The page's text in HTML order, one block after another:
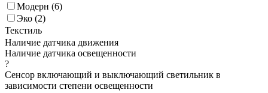
Модерн (6)
Эко (2)
Текстиль
Наличие датчика движения
Наличие датчика освещенности
?
Сенсор включающий и выключающий светильник в
зависимости степени освещенности